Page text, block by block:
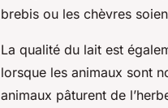
brebis ou les chèvres
La qualité du lait est
lorsque les animaux sont
animaux pâturent de